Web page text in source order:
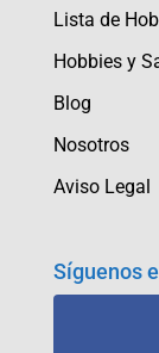
Lista de
Hobbies y
Blog
Nosotros
Aviso Legal
Síguenos